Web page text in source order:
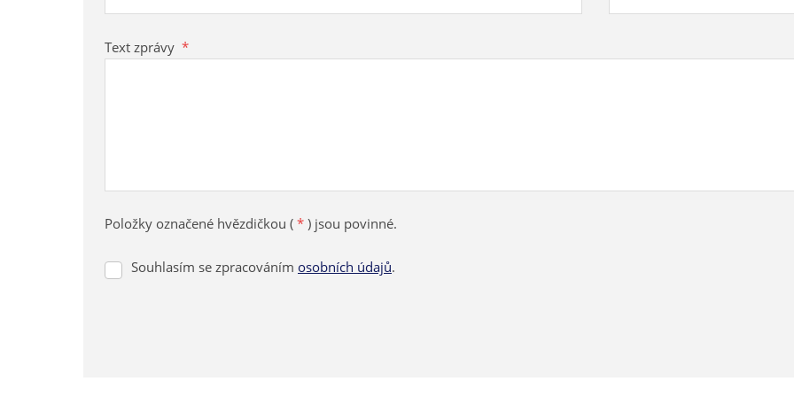
Text zprávy *
Položky označené hvězdičkou ( * ) jsou povinné.
Souhlasím
Souhlasím se zpracováním osobních údajů.